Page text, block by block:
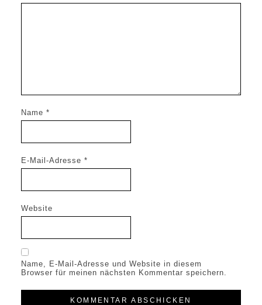
Name *
E-Mail-Adresse *
Website
Name, E-Mail-Adresse und Website in diesem
Browser für meinen nächsten Kommentar speichern.